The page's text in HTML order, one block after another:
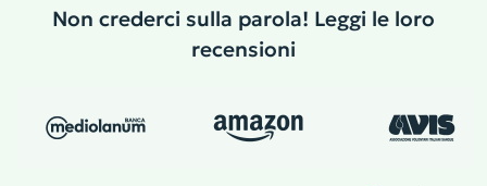
Non crederci sulla parola! Leggi le loro
recensioni